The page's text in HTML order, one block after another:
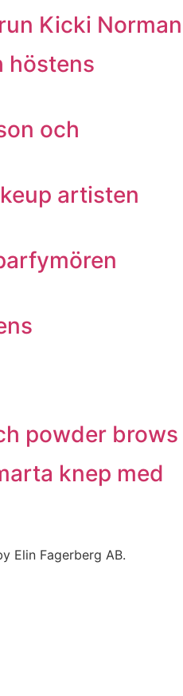
Kicki Norman
höstens
och
artisten
powder brows
knep med
Elin Fagerberg AB.